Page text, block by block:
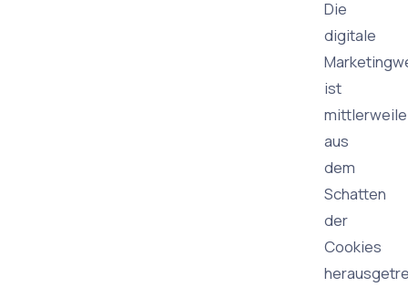
Die
digitale
ist
mittlerweile
aus
dem
Schatten
der
Cookies